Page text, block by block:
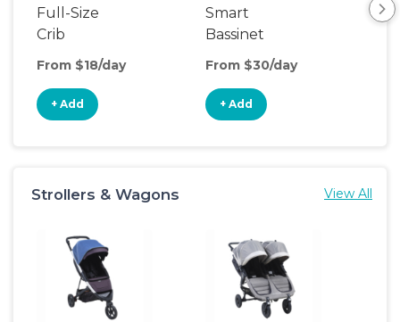
Full-Size
Crib
From $18/day
+ Add
Smart
Bassinet
From $30/day
+ Add
Strollers & Wagons View All